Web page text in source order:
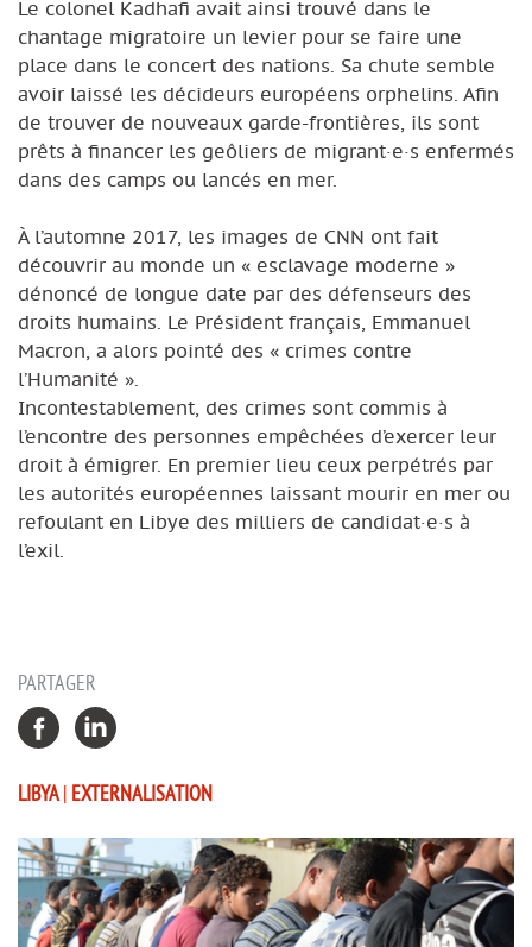
Le colonel Kadhafi avait ainsi trouvé dans le
chantage migratoire un levier pour se faire une
place dans le concert des nations. Sa chute semble
avoir laissé les décideurs européens orphelins. Afin
de trouver de nouveaux garde-frontières, ils sont
prêts à financer les geôliers de migrant·e·s enfermés
dans des camps ou lancés en mer.
À l’automne 2017, les images de CNN ont fait
découvrir au monde un « esclavage moderne »
dénoncé de longue date par des défenseurs des
droits humains. Le Président français, Emmanuel
Macron, a alors pointé des « crimes contre
l’Humanité ».
Incontestablement, des crimes sont commis à
l’encontre des personnes empêchées d’exercer leur
droit à émigrer. En premier lieu ceux perpétrés par
les autorités européennes laissant mourir en mer ou
refoulant en Libye des milliers de candidat·e·s à
l’exil.
PARTAGER
LIBYA| EXTERNALISATION